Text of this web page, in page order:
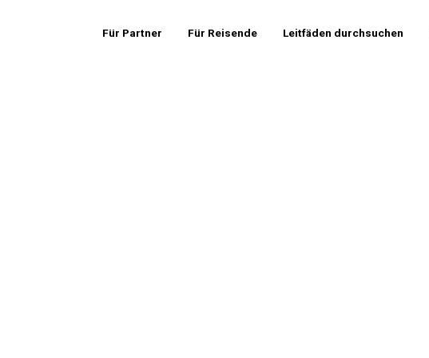
Für Partner Für Reisende Leitfäden durchsuchen